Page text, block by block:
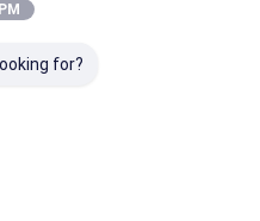
for?